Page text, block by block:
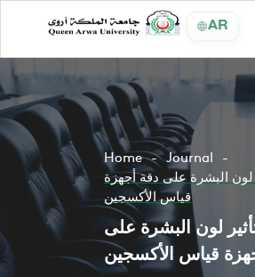
AR
Home
Journal
البشرة على دقة أجهزة
قياس الأكسجين
لون البشرة على
قياس الأكسجين